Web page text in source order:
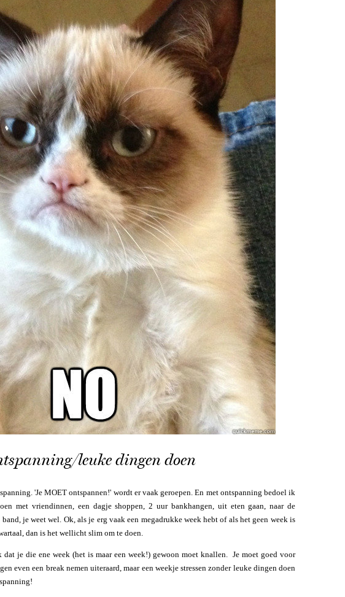
leuke dingen doen
'Je MOET ontspannen!' wordt er vaak geroepen. En met ontspanning bedoel ik
met vriendinnen, een dagje shoppen, 2 uur bankhangen, uit eten gaan, naar de
je weet wel. Ok, als je erg vaak een megadrukke week hebt of als het geen week is
dan is het wellicht slim om te doen.
je die ene week (het is maar een week!) gewoon moet knallen. Je moet goed voor
even een break nemen uiteraard, maar een weekje stressen zonder leuke dingen doen